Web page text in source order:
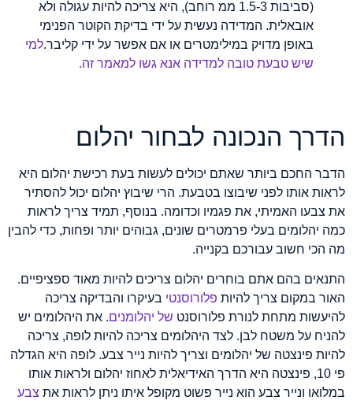
(סביבות 1.5-3 ממ רוחב), היא צריכה להיות עגולה ולא
אובאלית. המדידה נעשית על ידי בדיקת הקוטר הפנימי
באופן מדויק במילימטרים או אם אפשר על ידי קליבר.למי
שיש טבעת טובה למדידה אנא גשו למאמר זה.
הדרך הנכונה לבחור יהלום
הדבר החכם ביותר שאתם יכולים לעשות בעת רכישת יהלום היא
לראות אותו לפני שיבוצו בטבעת. הרי שיבוץ יהלום יכול להסתיר
את צבעו האמיתי, את פגמיו וכדומה. בנוסף, תמיד צריך לראות
כמה יהלומים בעלי פרמטרים שונים, גבוהים יותר ופחות, כדי להבין
מה הכי חשוב עבורכם בקנייה.
התנאים בהם אתם בוחרים יהלום צריכים להיות מאוד ספציפיים.
האור במקום צריך להיות פלורוסנטי בעיקרו והבדיקה צריכה
להיעשות מתחת לנורת פלורוסנט של יהלומנים. את היהלומים יש
להניח על משטח לבן. לצד היהלומים צריכה להיות לופה, צריכה
להיות פינצטה של יהלומים וצריך להיות נייר צבע. לופה היא הגדלה
פי 10, פינצטה היא הדרך
האידיאלית לאחוז יהלום ולראות אותו
במלואו ונייר צבע הוא נייר פשוט מקופל איתו ניתן לראות את צבע